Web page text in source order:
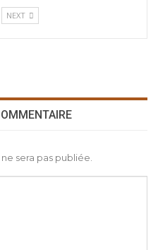
NEXT
sera pas publiée.